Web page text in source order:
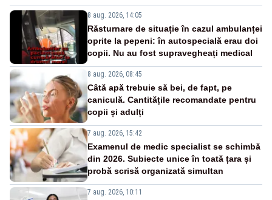
8 aug. 2026, 14:05
Răsturnare de situație în cazul ambulanței
oprite la pepeni: în autospecială erau doi
copii. Nu au fost supravegheați medical
8 aug. 2026, 08:45
Câtă apă trebuie să bei, de fapt, pe
caniculă. Cantitățile recomandate pentru
copii și adulți
7 aug. 2026, 15:42
Examenul de medic specialist se schimbă
din 2026. Subiecte unice în toată țara și
probă scrisă organizată simultan
7 aug. 2026, 10:11